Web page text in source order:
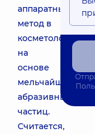
аппаратный
метод в
косметологии
на
основе
мельчайших
абразивных
частиц.
Считается,